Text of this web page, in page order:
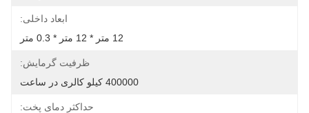
ابعاد داخلی:
12 متر * 12 متر * 0.3 متر
ظرفیت گرمایش:
400000 کیلو کالری در ساعت
حداکثر دمای پخت: